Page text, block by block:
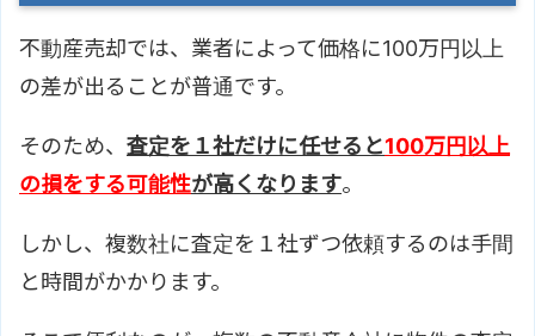
不動産売却では、業者によって価格に100万円以上
の差が出ることが普通です。
そのため、 査定を１社だけに任せると100万円以上
の損をする可能性が高くなります。
しかし、複数社に査定を１社ずつ依頼するのは手間
と時間がかかります。